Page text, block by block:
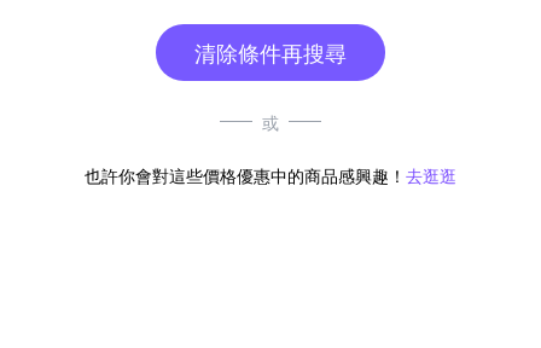
清除條件再搜尋
或
也許你會對這些價格優惠中的商品感興趣！ 去逛逛